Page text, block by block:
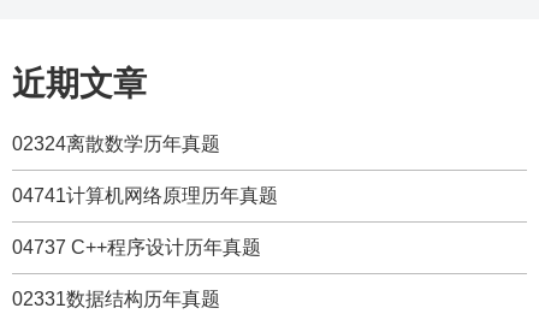
近期文章
02324离散数学历年真题
04741计算机网络原理历年真题
04737 C++程序设计历年真题
02331数据结构历年真题